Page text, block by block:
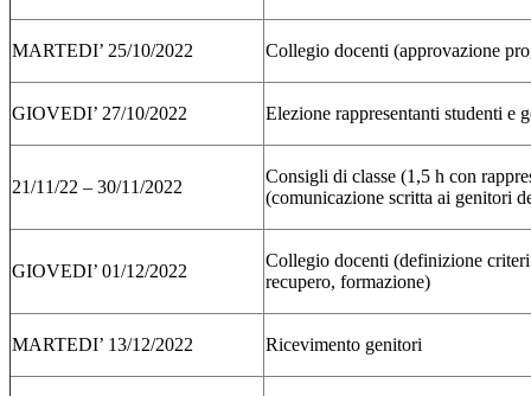
MARTEDI’ 25/10/2022 Collegio docenti (approvazione
GIOVEDI’ 27/10/2022 Elezione rappresentanti studenti e
21/11/22 – 30/11/2022
Consigli di classe (1,5 h con
(comunicazione scritta ai genitori
GIOVEDI’ 01/12/2022
Collegio docenti (definizione
recupero, formazione)
MARTEDI’ 13/12/2022 Ricevimento genitori